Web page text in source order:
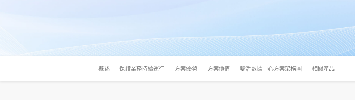
概述 保證業務持續運行 方案優勢 方案價值 雙活數據中心方案架構圖 相關產品